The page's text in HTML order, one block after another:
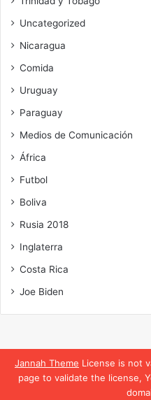
Jannah Theme License is not
page to validate the license,
Uncategorized
Nicaragua
Comida
Uruguay
Paraguay
Medios de Comunicación
África
Futbol
Boliva
Rusia 2018
Inglaterra
Costa Rica
Joe Biden